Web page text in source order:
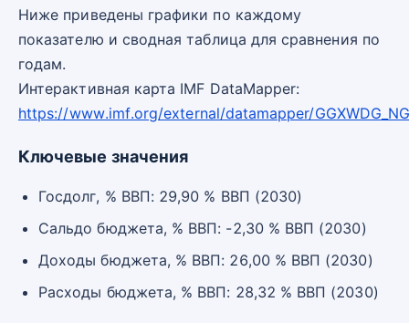
Ниже приведены графики по каждому
показателю и сводная таблица для сравнения по
годам.
Интерактивная карта IMF DataMapper:
https://www.imf.org/external/datamapper/
Ключевые значения
Госдолг, % ВВП: 29,90 % ВВП (2030)
Сальдо бюджета, % ВВП: -2,30 % ВВП (2030)
Доходы бюджета, % ВВП: 26,00 % ВВП (2030)
Расходы бюджета, % ВВП: 28,32 % ВВП (2030)